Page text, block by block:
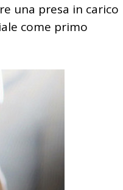
una presa in carico
come primo